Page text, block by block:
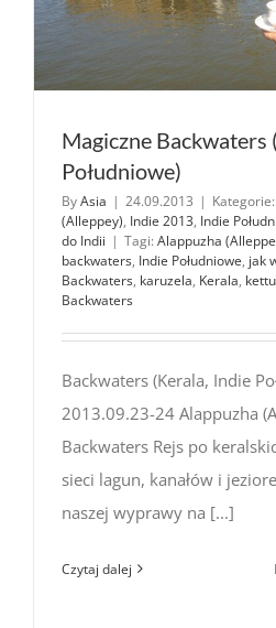
Magiczne Backwaters
Południowe)
ByAsia | 24.09.2013 | Kategorie:
(Alleppey), Indie 2013, Indie
do Indii | Tagi: Alappuzha
backwaters, Indie Południowe, jak
Backwaters, karuzela, Kerala,
Backwaters
Backwaters (Kerala, Indie
2013.09.23-24 Alappuzha
Backwaters Rejs po
sieci lagun, kanałów i
naszej wyprawy na [...]
Czytaj dalej